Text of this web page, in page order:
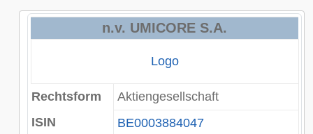
n.v. UMICORE S.A.
Logo
Rechtsform
Aktiengesellschaft
ISIN
BE0003884047